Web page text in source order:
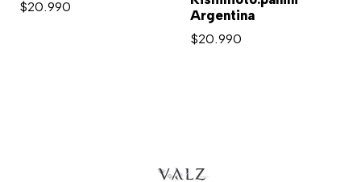
$20.990
Argentina
$20.990